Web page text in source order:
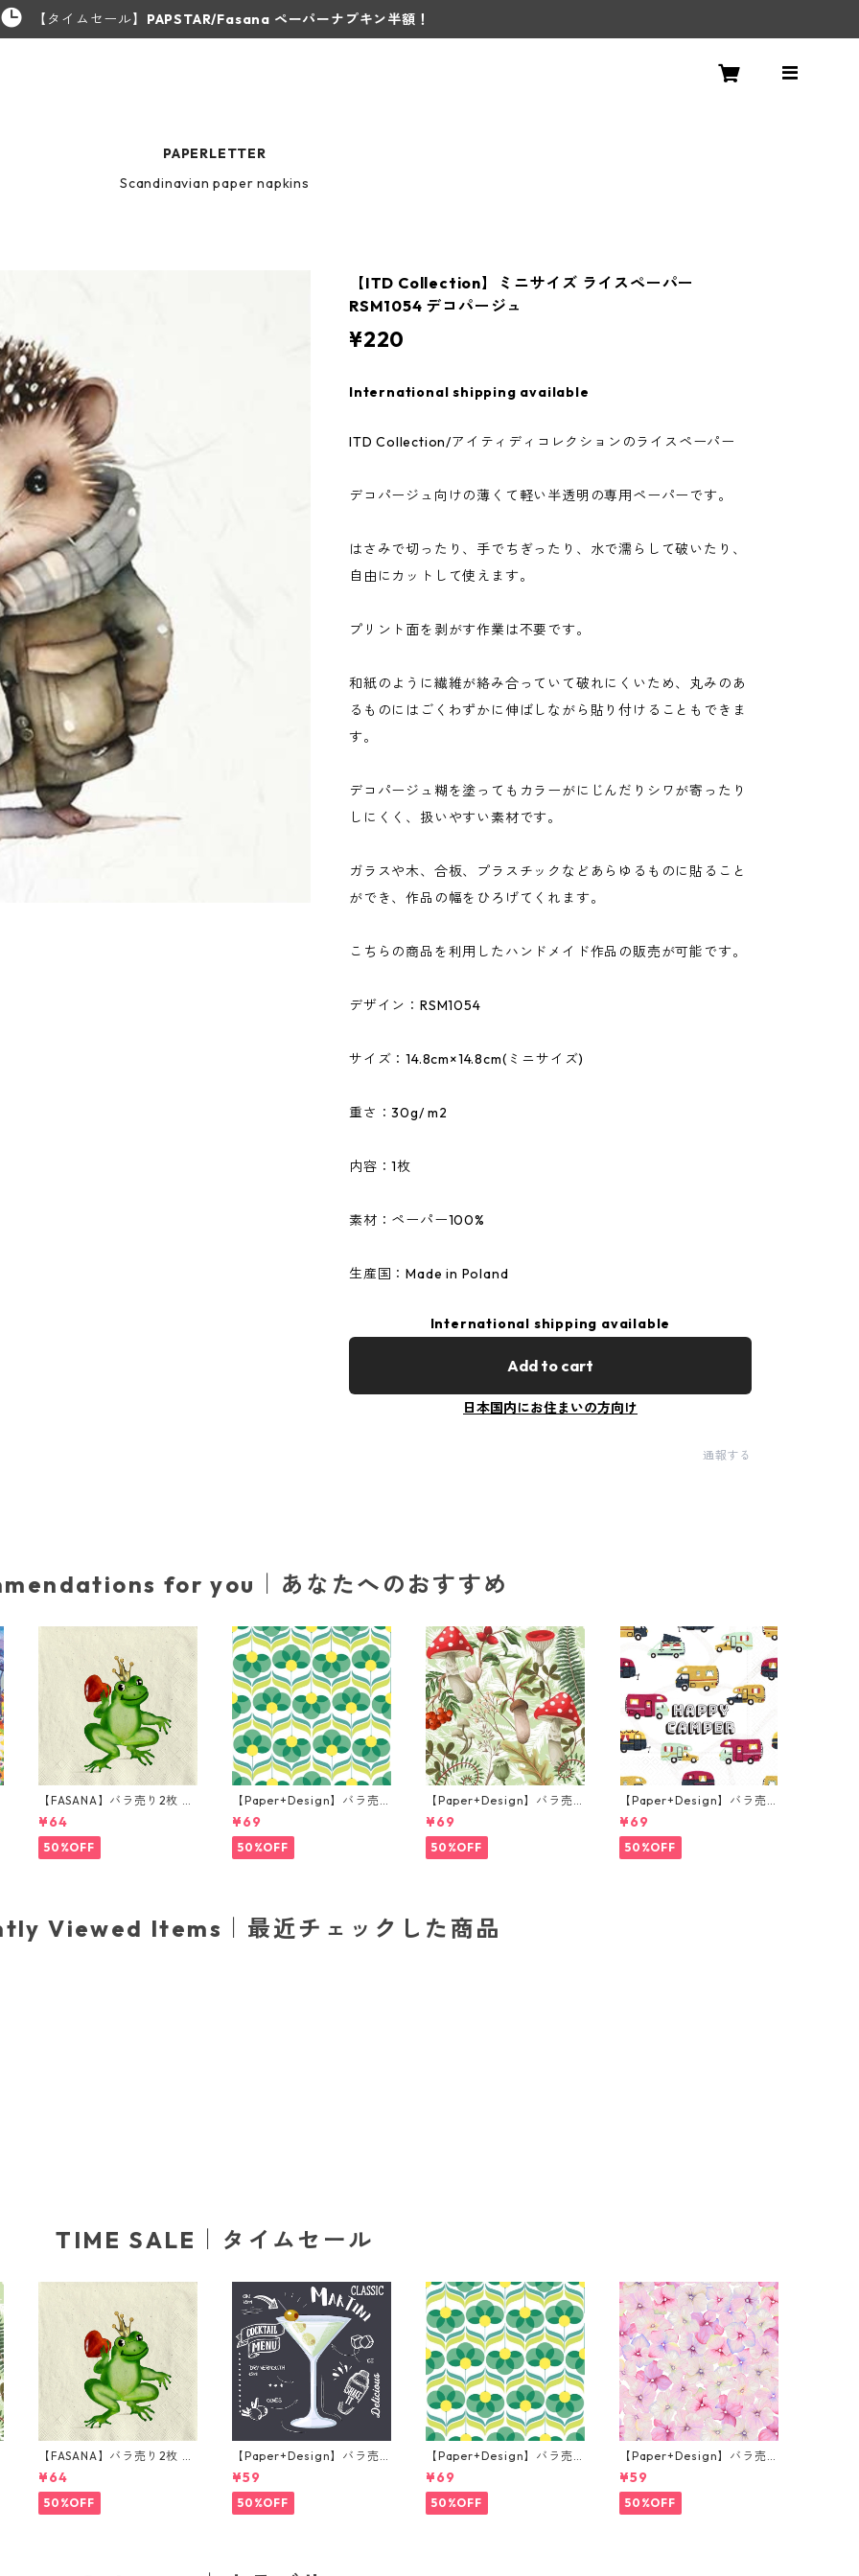
【タイムセール】 PAPSTAR/Fasana ペーパーナプキン半額！
PAPERLETTER
Scandinavian paper napkins
【ITD Collection】ミニサイズ ライスペーパー
RSM1054 デコパージュ
¥220
International shipping available
ITD Collection/アイティディコレクションのライスペーパー
デコパージュ向けの薄くて軽い半透明の専用ペーパーです。
はさみで切ったり、手でちぎったり、水で濡らして破いたり、
自由にカットして使えます。
プリント面を剥がす作業は不要です。
和紙のように繊維が絡み合っていて破れにくいため、丸みのあ
るものにはごくわずかに伸ばしながら貼り付けることもできま
す。
デコパージュ糊を塗ってもカラーがにじんだりシワが寄ったり
しにくく、扱いやすい素材です。
ガラスや木、合板、プラスチックなどあらゆるものに貼ること
ができ、作品の幅をひろげてくれます。
こちらの商品を利用したハンドメイド作品の販売が可能です。
デザイン：RSM1054
サイズ：14.8cm×14.8cm(ミニサイズ)
重さ：30g/ m2
内容：1枚
素材：ペーパー100%
生産国：Made in Poland
International shipping available
Add to cart
日本国内にお住まいの方向け
通報する
for you｜あなたへのおすすめ
【FASANA】バラ売り2枚 ラ
ンチサイズ ペーパーナプキ
ン Frog prince ナチュラル
¥64
50%OFF
【Paper+Design】バラ売
り2枚 ランチサイズ ペーパ
ーナプキン Geo Flowers グ
リーン
¥69
50%OFF
【Paper+Design】バラ売
り2枚 ランチサイズ ペーパ
ーナプキン Forest Fungi グ
リーン
¥69
50%OFF
【Paper+Design】バラ売
り2枚 ランチサイズ ペーパ
ーナプキン Happy Camper
ホワイト
¥69
50%OFF
Viewed Items｜最近チェックした商品
TIME SALE｜タイムセール
【FASANA】バラ売り2枚 ラ
ンチサイズ ペーパーナプキ
ン Frog prince ナチュラル
¥64
50%OFF
【Paper+Design】バラ売
り2枚 カクテルサイズ ペー
パーナプキン Martini ブラ
ック
¥59
50%OFF
【Paper+Design】バラ売
り2枚 ランチサイズ ペーパ
ーナプキン Geo Flowers グ
リーン
¥69
50%OFF
【Paper+Design】バラ売
り2枚 カクテルサイズ ペー
パーナプキン Small blosso
ms ピンク
¥59
50%OFF